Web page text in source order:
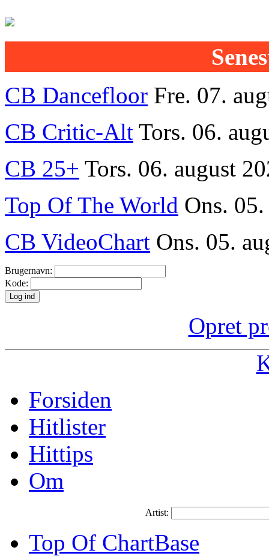
CB Dancefloor Fre. 07.
CB Critic-Alt Tors. 06.
CB 25+ Tors. 06. august
Top Of The World Ons.
CB VideoChart Ons. 05.
Brugernavn:
Kode:
Opret
Forsiden
Hitlister
Hittips
Om
Artist:
Top Of ChartBase